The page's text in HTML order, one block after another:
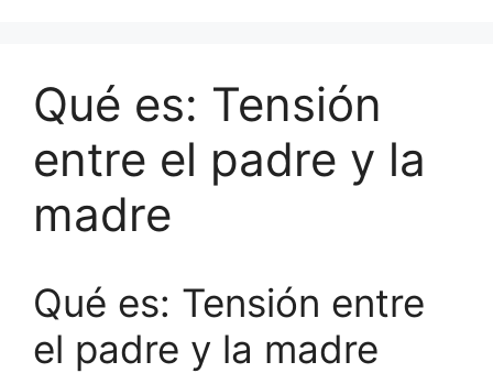
Qué es: Tensión
entre el padre y la
madre
Qué es: Tensión entre
el padre y la madre